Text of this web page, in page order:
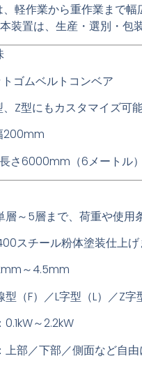
、軽作業から重作業まで
装置は、生産・選別・包
ゴムベルトコンベア
Z型にもカスタマイズ可能
200mm
さ6000mm（6メートル）
層～5層まで、荷重や使用
スチール粉体塗装仕上
～4.5mm
（F）／L字型（L）／Z字
～2.2kW
上部／下部／側面など自